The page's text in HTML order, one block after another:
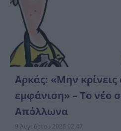
Αρκάς: «Μην
εμφάνιση» – Το νέο
Απόλλωνα
9 Αυγούστου 2026 02:47